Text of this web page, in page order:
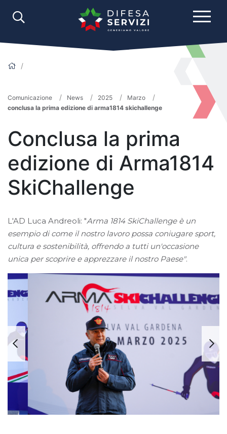
Comunicazione News 2025
Marzo
conclusa la prima edizione di arma1814 skichallenge
Conclusa la prima
edizione di Arma1814
SkiChallenge
L'AD Luca Andreoli: "Arma 1814 SkiChallenge è un
esempio di come il nostro lavoro possa coniugare sport,
cultura e sostenibilità, offrendo a tutti un'occasione
unica per scoprire e apprezzare il nostro Paese".